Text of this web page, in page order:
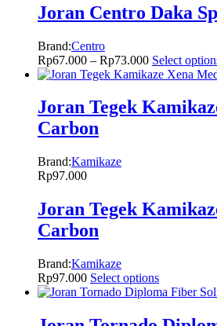
Joran Centro Daka
Brand:Centro
Rp67.000 – Rp73.000 Select
Joran Tegek
Carbon
Brand:Kamikaze
Rp97.000
Joran Tegek
Carbon
Brand:Kamikaze
Rp97.000 Select options